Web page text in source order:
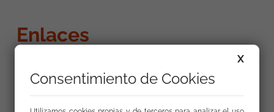
Enlaces
X
Consentimiento de Cookies